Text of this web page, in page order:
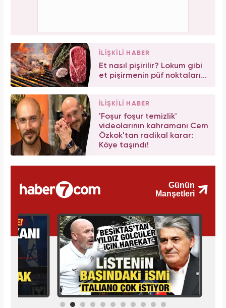
İLİŞKİLİ HABER
Et nasıl pişirilir? Lokum gibi
et pişirmenin püf noktaları...
İLİŞKİLİ HABER
'Foşur foşur temizlik'
videolarının kahramanı Cem
Özkok'tan radikal karar:
Köye taşındı!